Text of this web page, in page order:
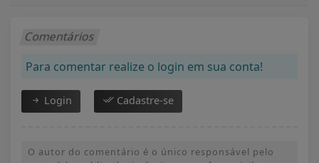
Comentários
Para comentar realize o login em sua conta!
Login Cadastre-se
O autor do comentário é o único responsável pelo